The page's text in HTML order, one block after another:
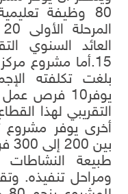
80 وظيفة
15.أما مشروع
يوفر10 فرص
أخرى يوفر مشروع
طبيعة
ومراحل تنفيذه.